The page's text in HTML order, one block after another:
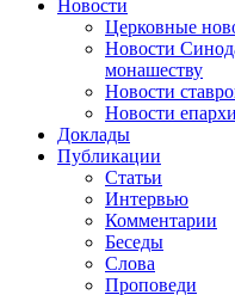
Новости
Церковные
Новости
монашеству
Новости
Новости
Доклады
Публикации
Статьи
Интервью
Комментарии
Беседы
Слова
Проповеди